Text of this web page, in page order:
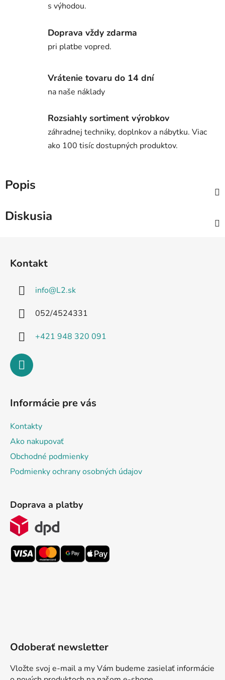
s výhodou.
Doprava vždy zdarma
pri platbe vopred.
Vrátenie tovaru do 14 dní
na naše náklady
Rozsiahly sortiment výrobkov
záhradnej techniky, doplnkov a nábytku. Viac
ako 100 tisíc dostupných produktov.
Popis
Diskusia
Kontakt
info@L2.sk
052/4524331
+421 948 320 091
Informácie pre vás
Kontakty
Ako nakupovať
Obchodné podmienky
Podmienky ochrany osobných údajov
Doprava a platby
Odoberať newsletter
Vložte svoj e-mail a my Vám budeme zasielať informácie